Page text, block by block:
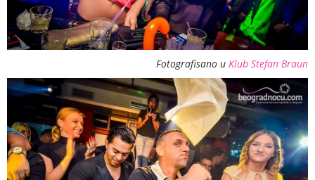
Fotografisano u Klub Stefan Braun